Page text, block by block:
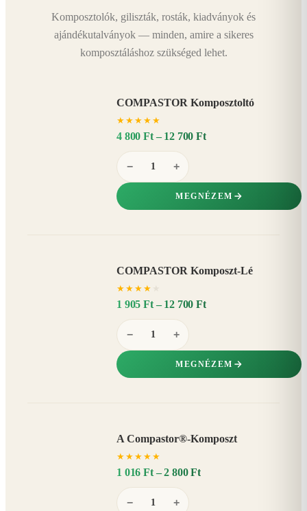
Komposztolók, giliszták, rosták, kiadványok és
ajándékutalványok — minden, amire a sikeres
komposztáláshoz szükséged lehet.
COMPASTOR Komposztoltó
★ ★ ★ ★ ★
4 800 Ft – 12 700 Ft
− +
MEGNÉZEM
COMPASTOR Komposzt-Lé
★ ★ ★ ★
1 905 Ft – 12 700 Ft
− +
MEGNÉZEM
A Compastor®-Komposzt
★ ★ ★ ★ ★
1 016 Ft – 2 800 Ft
− +